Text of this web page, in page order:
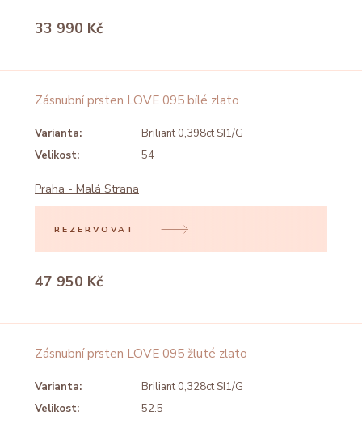
33 990 Kč
Zásnubní prsten LOVE 095 bílé zlato
Varianta:
Briliant 0,398ct SI1/G
Velikost:
54
Praha - Malá Strana
REZERVOVAT
47 950 Kč
Zásnubní prsten LOVE 095 žluté zlato
Varianta:
Briliant 0,328ct SI1/G
Velikost:
52.5